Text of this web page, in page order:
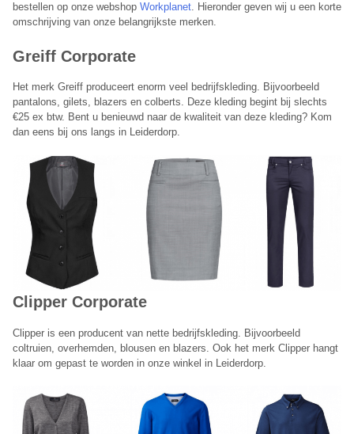
bestellen op onze webshop Workplanet. Hieronder geven wij u een korte
omschrijving van onze belangrijkste merken.
Greiff Corporate
Het merk Greiff produceert enorm veel bedrijfskleding. Bijvoorbeeld
pantalons, gilets, blazers en colberts. Deze kleding begint bij slechts
€25 ex btw. Bent u benieuwd naar de kwaliteit van deze kleding? Kom
dan eens bij ons langs in Leiderdorp.
Clipper Corporate
Clipper is een producent van nette bedrijfskleding. Bijvoorbeeld
coltruien, overhemden, blousen en blazers. Ook het merk Clipper hangt
klaar om gepast te worden in onze winkel in Leiderdorp.
Planet Group belt je terug
Laat hieronder je telefoonnummer achter en je wordt direct
Telefoonnummer:
Onze terugbelservice is beschikbaar van maandag t/m vrijdag
tussen 09:00 – 17:00 uur.
Annuleren